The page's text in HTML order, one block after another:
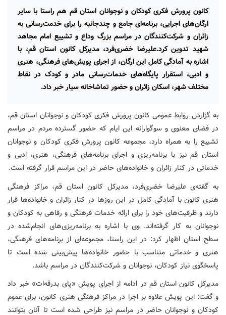
کانون پرورش فکری کودکان و نوجوانان استان قم هم راستا با سایر
ارگان‌های اجرایی، برنامه‌ای جامع و چندجانبه را برای خدمت‌رسانی به
زائران و شرکت‌کنندگان در مراسم بزرگ وداع و تشییع امام مجاهد
شهید تدوین کرد.علیرضا خضری‌فرد، مدیرکل کانون استان قم، با
اشاره به آمادگی کامل این ارگان، از اجرای پویش‌های فرهنگی، هنری
و ادبی، استقرار پایگاه‌های خدمات‌رسانی مادر و کودک در نقاط
مختلف شهر، اسکان زائران و حضور تماشاخانه سیار خبر داد.
به گزارش روابط عمومی کانون پرورش فکری کودکان و نوجوانان استان قم،
در فضای معنوی و سوگوارانه این ایام که حضور گسترده مردم در مراسم
تشییع را به همراه دارد، مجموعه کانون پرورش فکری کودکان و نوجوانان
استان قم نیز با برنامه‌ریزی و اجرای برنامه‌های فرهنگی، هنری، ادبی و
خدماتی در کنار زائران و خانواده‌های حاضر در این مراسم قرار گرفته است.
به گفته‌ی علیرضا خضری‌فرد، مدیرکل کانون استان قم، مراکز فرهنگی
هنری کانون با آمادگی کامل در این روزها در کنار زائران و خانواده‌ها قرار
دارند و ظرفیت‌های خود را برای ارائه خدمات فرهنگی و رفاهی به کودکان و
نوجوانان به کار گرفته‌اند. وی با اشاره به برنامه‌ریزی‌های انجام‌شده در
سطح استان اظهار کرد: در این راستا، مجموعه‌ای از برنامه‌های فرهنگی،
هنری و خدماتی متناسب با حضور خانواده‌ها پیش‌بینی شده است تا
پاسخگوی نیاز کودکان، نوجوانان و شرکت‌کنندگان در مراسم باشد.
مدیرکل کانون استان قم در ادامه از اجرای پویش «پای بدرقه‌ات» خبر داد
و گفت: این پویش علاوه بر اجرا در مراکز فرهنگی هنری کانون، برای عموم
کودکان و نوجوانان حاضر در مراسم نیز طراحی شده است تا آنان بتوانند